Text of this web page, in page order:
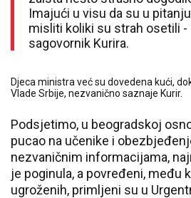
Imajući u visu da su u
misliti koliki su strah osetili -
sagovornik Kurira.
Djeca ministra već su dovedena kući,
Vlade Srbije, nezvanično saznaje Kurir.
Podsjetimo, u beogradskoj
pucao na učenike i
nezvaničnim informacijama,
je poginula, a povređeni, među
ugroženih, primljeni su u